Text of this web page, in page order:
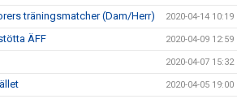
träningsmatcher (Dam/Herr) 2020-04-14 10:19
ÄFF 2020-04-09 12:59
2020-04-07 15:32
2020-04-05 19:00